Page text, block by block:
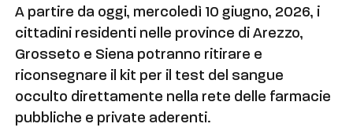
A partire da oggi, mercoledì 10 giugno, 2026, i
cittadini residenti nelle province di Arezzo,
Grosseto e Siena potranno ritirare e
riconsegnare il kit per il test del sangue
occulto direttamente nella rete delle farmacie
pubbliche e private aderenti.